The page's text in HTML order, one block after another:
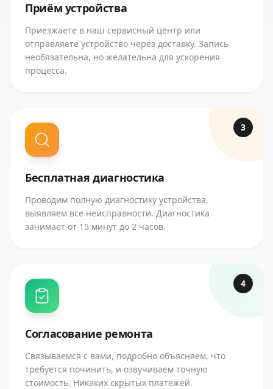
Приём устройства
Приезжаете в наш сервисный центр или
отправляете устройство через доставку. Запись
необязательна, но желательна для ускорения
процесса.
3
Бесплатная диагностика
Проводим полную диагностику устройства,
выявляем все неисправности. Диагностика
занимает от 15 минут до 2 часов.
4
Согласование ремонта
Связываемся с вами, подробно объясняем, что
требуется починить, и озвучиваем точную
стоимость. Никаких скрытых платежей.